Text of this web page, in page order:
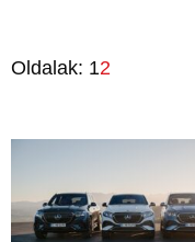
Oldalak: 12